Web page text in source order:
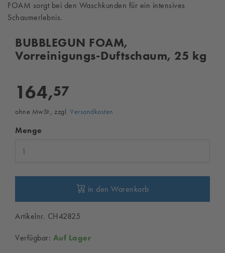
FOAM sorgt bei den Waschkunden für ein intensives
Schaumerlebnis.
BUBBLEGUN FOAM,
Vorreinigungs-Duftschaum, 25 kg
164,57
ohne MwSt., zzgl. Versandkosten
Menge
in den Warenkorb
Artikelnr. CH42825
Verfügbar: Auf Lager